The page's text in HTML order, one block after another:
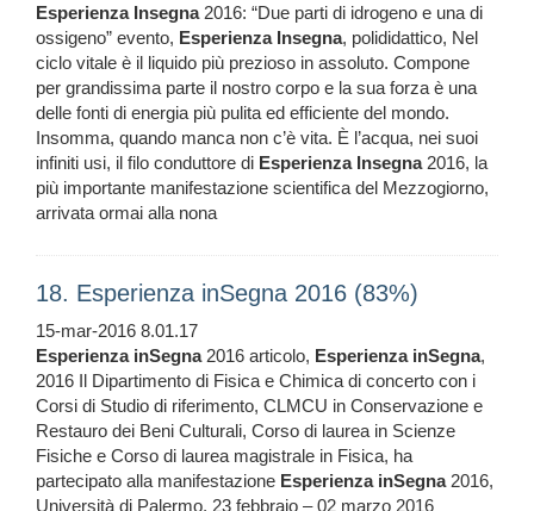
Esperienza Insegna2016: “Due parti di idrogeno e una di
ossigeno” evento, Esperienza Insegna, polididattico, Nel
ciclo vitale è il liquido più prezioso in assoluto. Compone
per grandissima parte il nostro corpo e la sua forza è una
delle fonti di energia più pulita ed efficiente del mondo.
Insomma, quando manca non c’è vita. È l’acqua, nei suoi
infiniti usi, il filo conduttore di Esperienza Insegna2016, la
più importante manifestazione scientifica del Mezzogiorno,
arrivata ormai alla nona
18. Esperienza inSegna 2016 (83%)
15-mar-2016 8.01.17
Esperienza inSegna2016 articolo, Esperienza inSegna,
2016 Il Dipartimento di Fisica e Chimica di concerto con i
Corsi di Studio di riferimento, CLMCU in Conservazione e
Restauro dei Beni Culturali, Corso di laurea in Scienze
Fisiche e Corso di laurea magistrale in Fisica, ha
partecipato alla manifestazione Esperienza inSegna2016,
Università di Palermo, 23 febbraio – 02 marzo 2016